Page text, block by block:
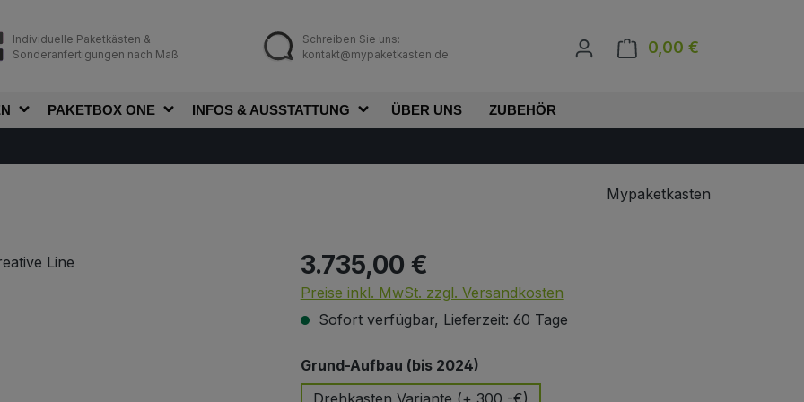
Individuelle Paketkästen &
Sonderanfertigungen nach Maß
Schreiben Sie uns:
kontakt@mypaketkasten.de
0,00 €
PAKETBOX ONE INFOS & AUSSTATTUNG ÜBER UNS ZUBEHÖR
Mypaketkasten
Regulärer Preis:
3.735,00 €
Preise inkl. MwSt. zzgl. Versandkosten
Sofort verfügbar, Lieferzeit: 60 Tage
Grund-Aufbau (bis 2024)auswählen